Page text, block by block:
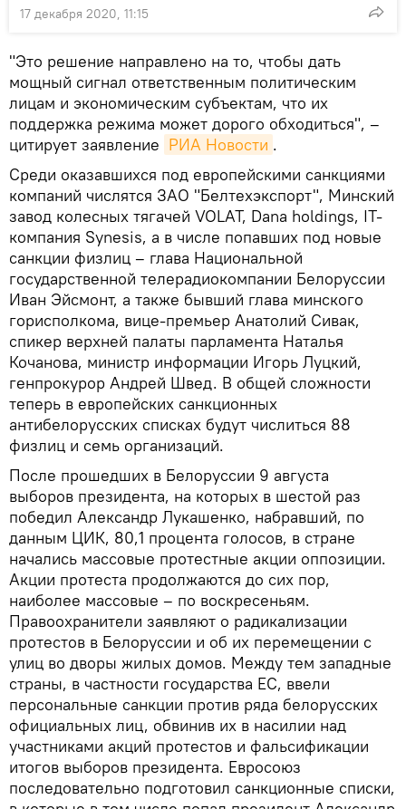
17 декабря 2020, 11:15
"Это решение направлено на то, чтобы дать
мощный сигнал ответственным политическим
лицам и экономическим субъектам, что их
поддержка режима может дорого обходиться", –
цитирует заявление РИА Новости .
Среди оказавшихся под европейскими санкциями
компаний числятся ЗАО "Белтехэкспорт", Минский
завод колесных тягачей VOLAT, Dana holdings, IT-
компания Synesis, а в числе попавших под новые
санкции физлиц – глава Национальной
государственной телерадиокомпании Белоруссии
Иван Эйсмонт, а также бывший глава минского
горисполкома, вице-премьер Анатолий Сивак,
спикер верхней палаты парламента Наталья
Кочанова, министр информации Игорь Луцкий,
генпрокурор Андрей Швед. В общей сложности
теперь в европейских санкционных
антибелорусских списках будут числиться 88
физлиц и семь организаций.
После прошедших в Белоруссии 9 августа
выборов президента, на которых в шестой раз
победил Александр Лукашенко, набравший, по
данным ЦИК, 80,1 процента голосов, в стране
начались массовые протестные акции оппозиции.
Акции протеста продолжаются до сих пор,
наиболее массовые – по воскресеньям.
Правоохранители заявляют о радикализации
протестов в Белоруссии и об их перемещении с
улиц во дворы жилых домов. Между тем западные
страны, в частности государства ЕС, ввели
персональные санкции против ряда белорусских
официальных лиц, обвинив их в насилии над
участниками акций протестов и фальсификации
итогов выборов президента. Евросоюз
последовательно подготовил санкционные списки,